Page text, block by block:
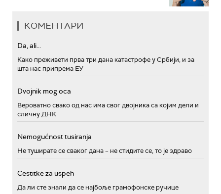
КОМЕНТАРИ
Da, ali...
Како преживети прва три дана катастрофе у Србији, и за
шта нас припрема ЕУ
Dvojnik mog oca
Вероватно свако од нас има свог двојника са којим дели и
сличну ДНК
Nemogućnost tusiranja
Не туширате се сваког дана – не стидите се, то је здраво
Cestitke za uspeh
Да ли сте знали да се најбоље грамофонске ручице